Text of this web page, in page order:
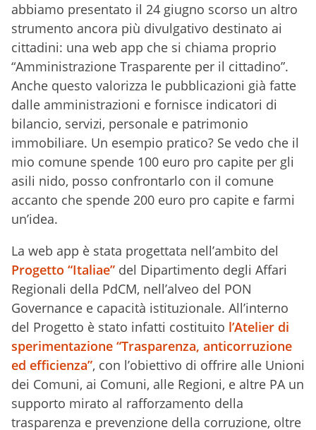
abbiamo presentato il 24 giugno scorso un altro
strumento ancora più divulgativo destinato ai
cittadini: una web app che si chiama proprio
“Amministrazione Trasparente per il cittadino”.
Anche questo valorizza le pubblicazioni già fatte
dalle amministrazioni e fornisce indicatori di
bilancio, servizi, personale e patrimonio
immobiliare. Un esempio pratico? Se vedo che il
mio comune spende 100 euro pro capite per gli
asili nido, posso confrontarlo con il comune
accanto che spende 200 euro pro capite e farmi
un’idea.
La web app è stata progettata nell’ambito del
Progetto “Italiae” del Dipartimento degli Affari
Regionali della PdCM, nell’alveo del PON
Governance e capacità istituzionale. All’interno
del Progetto è stato infatti costituito l’Atelier di
sperimentazione “Trasparenza, anticorruzione
ed efficienza”, con l’obiettivo di offrire alle Unioni
dei Comuni, ai Comuni, alle Regioni, e altre PA un
supporto mirato al rafforzamento della
trasparenza e prevenzione della corruzione, oltre